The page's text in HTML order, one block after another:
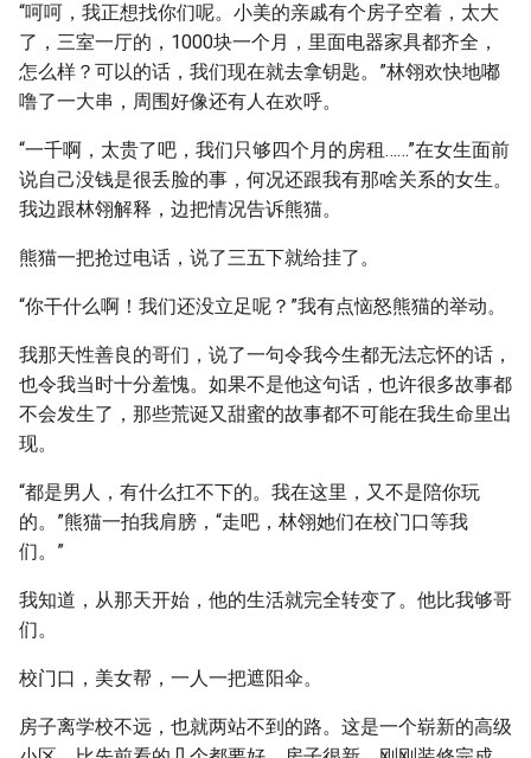
“呵呵，我正想找你们呢。小美的亲戚有个房子空着，太大
了，三室一厅的，1000块一个月，里面电器家具都齐全，
怎么样？可以的话，我们现在就去拿钥匙。”林翎欢快地嘟
噜了一大串，周围好像还有人在欢呼。
“一千啊，太贵了吧，我们只够四个月的房租……”在女生面前
说自己没钱是很丢脸的事，何况还跟我有那啥关系的女生。
我边跟林翎解释，边把情况告诉熊猫。
熊猫一把抢过电话，说了三五下就给挂了。
“你干什么啊！我们还没立足呢？”我有点恼怒熊猫的举动。
我那天性善良的哥们，说了一句令我今生都无法忘怀的话，
也令我当时十分羞愧。如果不是他这句话，也许很多故事都
不会发生了，那些荒诞又甜蜜的故事都不可能在我生命里出
现。
“都是男人，有什么扛不下的。我在这里，又不是陪你玩
的。”熊猫一拍我肩膀，“走吧，林翎她们在校门口等我
们。”
我知道，从那天开始，他的生活就完全转变了。他比我够哥
们。
校门口，美女帮，一人一把遮阳伞。
房子离学校不远，也就两站不到的路。这是一个崭新的高级